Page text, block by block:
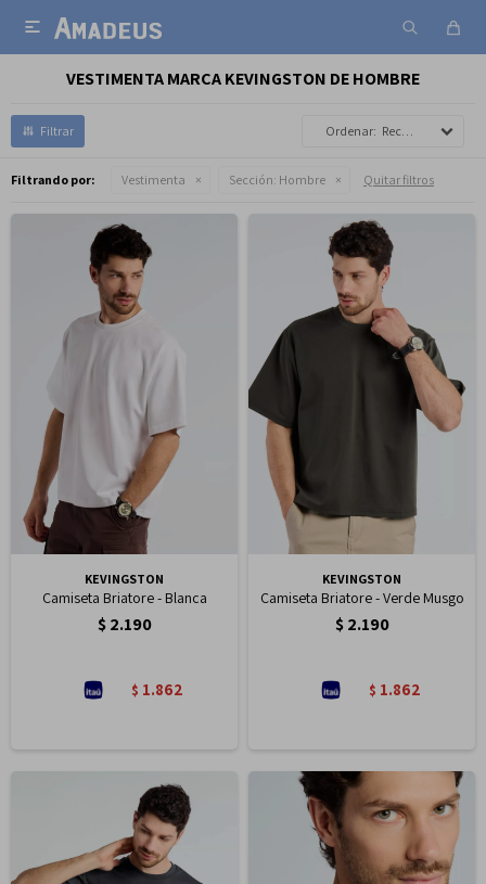

VESTIMENTA MARCA KEVINGSTON DE HOMBRE
Recomendados
Filtrando por: Vestimenta Sección: Hombre Quitar filtros
KEVINGSTON
Camiseta Briatore - Blanca
$ 2.190
$ 1.862
KEVINGSTON
Camiseta Briatore - Verde Musgo
$ 2.190
$ 1.862